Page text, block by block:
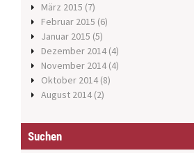
März 2015 (7)
Februar 2015 (6)
Januar 2015 (5)
Dezember 2014 (4)
November 2014 (4)
Oktober 2014 (8)
August 2014 (2)
Suchen